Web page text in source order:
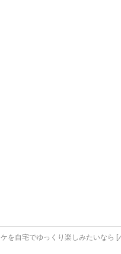
を自宅でゆっくり楽しみたいなら [